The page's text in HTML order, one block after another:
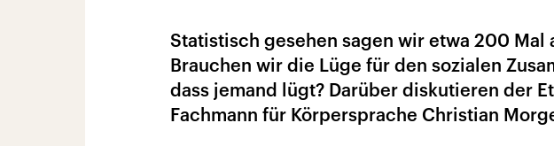
Statistisch gesehen sagen wir etwa 200 Mal
Brauchen wir die Lüge für den sozialen
dass jemand lügt? Darüber diskutieren der
Fachmann für Körpersprache Christian